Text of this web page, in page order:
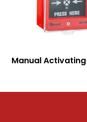
Manual